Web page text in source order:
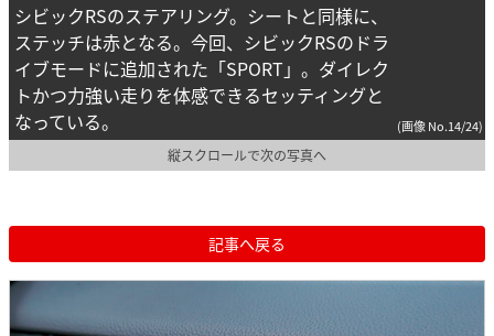
シビックRSのステアリング。シートと同様に、
ステッチは赤となる。今回、シビックRSのドラ
イブモードに追加された「SPORT」。ダイレク
トかつ力強い走りを体感できるセッティングと
なっている。
(画像 No.14/24)
縦スクロールで次の写真へ
記事へ戻る